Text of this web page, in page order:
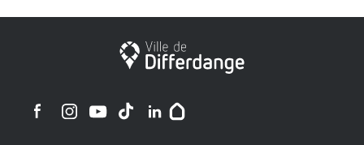
Ville de Differdange
Ville de Differdange sur Instagram